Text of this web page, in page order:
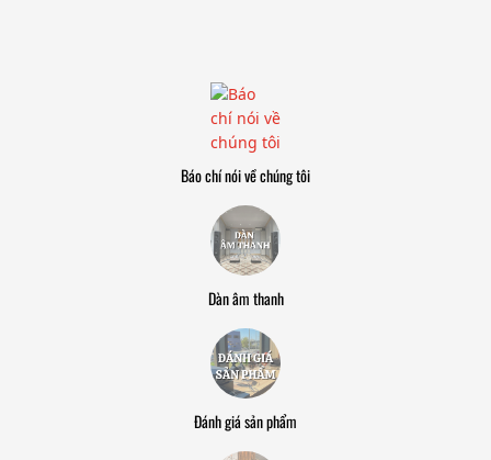
Báo chí nói về chúng tôi
Dàn âm thanh
Đánh giá sản phẩm